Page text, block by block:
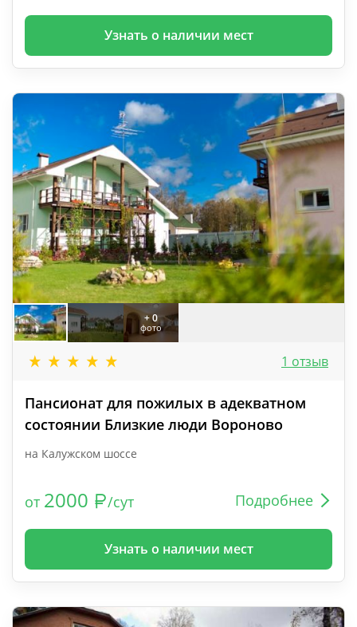
Узнать о наличии мест
+ 0
фото
1 отзыв
Пансионат для пожилых в адекватном
состоянии Близкие люди Вороново
на Калужском шоссе
от 2000 /сут Подробнее
Узнать о наличии мест